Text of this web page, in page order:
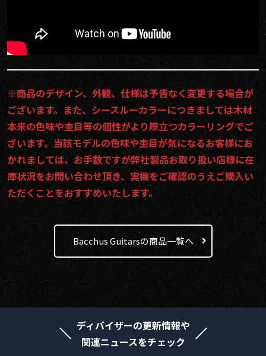
※商品のデザイン、外観、仕様は予告なく変更する場合が
ございます。また、シースルーカラーにつきましては木材
本来の色味や杢目等の個性がより際立つカラーリングでご
ざいます。当該モデルの色味や杢目が気になるお客様にお
かれましては、お手数ですが弊社製品お取り扱い店様に在
庫状況をお問い合わせ頂き、実機をご確認のうえご購入い
ただくことをおすすめいたします。
Bacchus Guitarsの商品一覧へ
ディバイザーの更新情報や
関連ニュースをチェック